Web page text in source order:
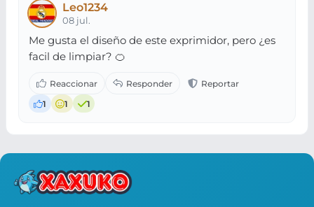
Leo1234
08 jul.
Me gusta el diseño de este exprimidor, pero ¿es
facil de limpiar? 🍊
1 1 1